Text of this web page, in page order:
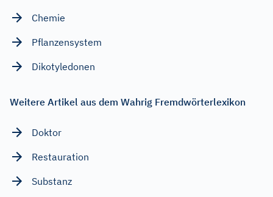
Chemie
Pflanzensystem
Dikotyledonen
Weitere Artikel aus dem Wahrig Fremdwörterlexikon
Doktor
Restauration
Substanz